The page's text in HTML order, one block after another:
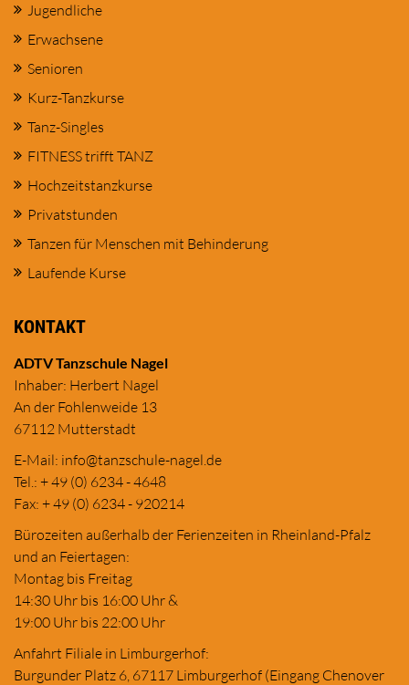
Jugendliche
Erwachsene
Senioren
Kurz-Tanzkurse
Tanz-Singles
FITNESS trifft TANZ
Hochzeitstanzkurse
Privatstunden
Tanzen für Menschen mit Behinderung
Laufende Kurse
KONTAKT
ADTV Tanzschule Nagel
Inhaber: Herbert Nagel
An der Fohlenweide 13
67112 Mutterstadt
E-Mail: info@tanzschule-nagel.de
Tel.: + 49 (0) 6234 - 4648
Fax: + 49 (0) 6234 - 920214
Bürozeiten außerhalb der Ferienzeiten in Rheinland-Pfalz
und an Feiertagen:
Montag bis Freitag
14:30 Uhr bis 16:00 Uhr &
19:00 Uhr bis 22:00 Uhr
Anfahrt Filiale in Limburgerhof:
Burgunder Platz 6, 67117 Limburgerhof (Eingang Chenover